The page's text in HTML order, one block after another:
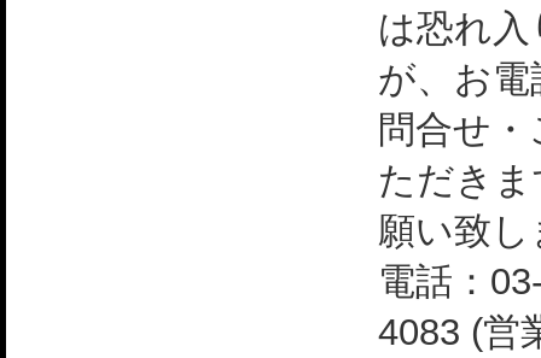
は恐れ
が、お
問合せ
ただき
願い致
電話：
4083 (営